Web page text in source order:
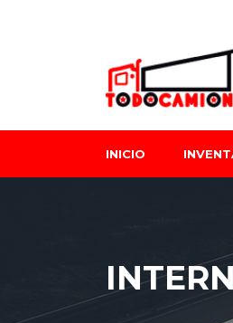
INICIO